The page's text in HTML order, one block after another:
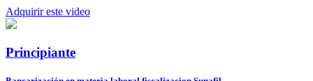
Adquirir este video
Principiante